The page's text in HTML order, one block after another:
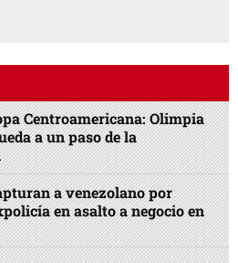
Centroamericana: Olimpia
a un paso de la
a venezolano por
en asalto a negocio en